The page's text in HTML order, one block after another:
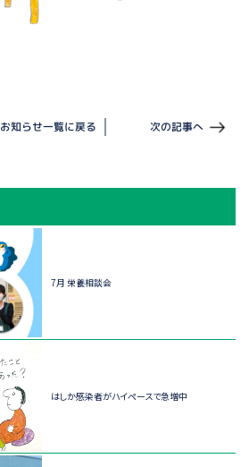
お知らせ一覧に戻る 次の記事へ
7月 栄養相談会
はしか感染者がハイペースで急増中